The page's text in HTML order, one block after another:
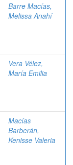
Barre Macías,
Melissa Anahí
Vera Vélez,
María Emilia
Macías
Barberán,
Kenisse Valeria